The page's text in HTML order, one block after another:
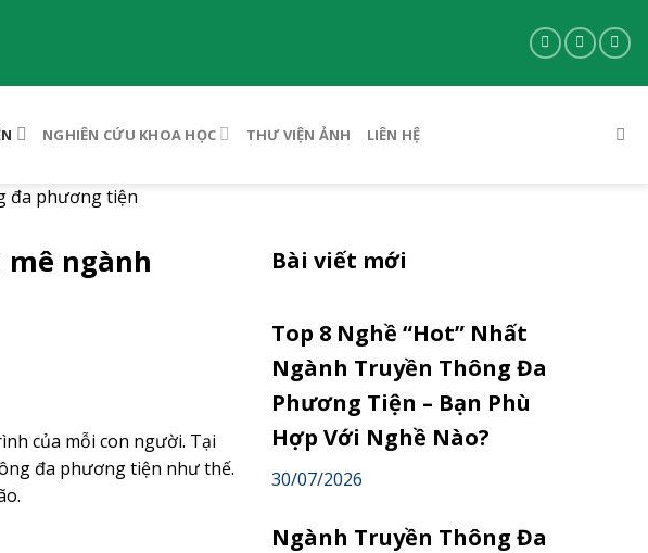
NGHIÊN CỨU KHOA HỌC THƯ VIỆN ẢNH LIÊN HỆ
đa phương tiện
mê ngành
của mỗi con người. Tại
đa phương tiện như thế.
Bài viết mới
Top 8 Nghề “Hot” Nhất
Ngành Truyền Thông Đa
Phương Tiện – Bạn Phù
Hợp Với Nghề Nào?
30/07/2026
Ngành Truyền Thông Đa